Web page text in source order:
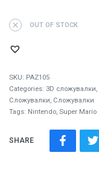
OUT OF STOCK
SKU: PAZ105
Categories: 3D сложувалки,
Сложувалки, Сложувалки
Tags: Nintendo, Super Mario
SHARE